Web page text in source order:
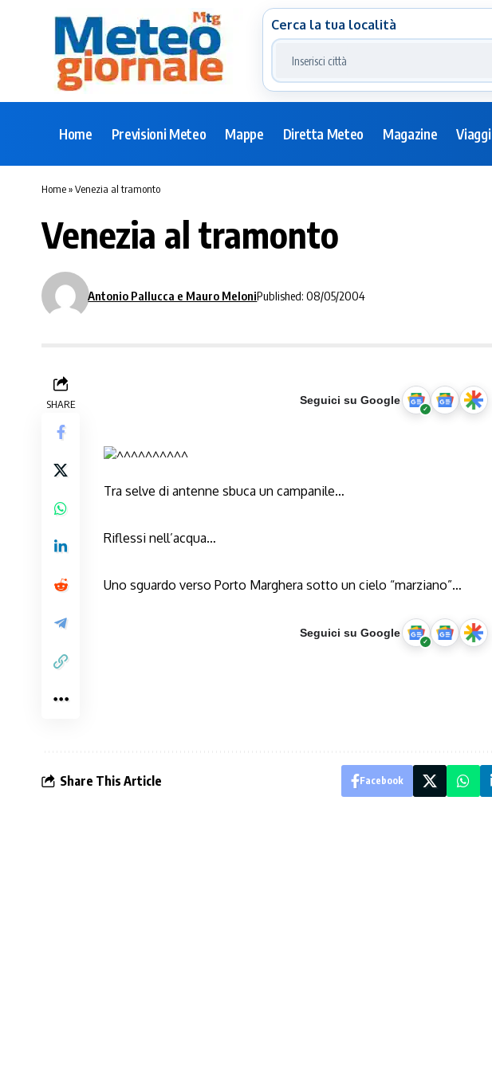
Cerca la tua località
Home Previsioni Meteo Mappe Diretta Meteo Magazine Viaggi
Home»Venezia al tramonto
Venezia al tramonto
Antonio Pallucca e Mauro MeloniPublished: 08/05/2004
SHARE Seguici su Google
Tra selve di antenne sbuca un campanile…
Riflessi nell’acqua…
Uno sguardo verso Porto Marghera sotto un cielo “marziano”…
Seguici su Google
Share This Article Facebook